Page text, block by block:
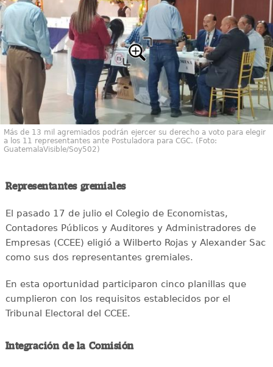
Más de 13 mil agremiados podrán ejercer su derecho a voto para elegir
a los 11 representantes ante Postuladora para CGC. (Foto:
GuatemalaVisible/Soy502)
Representantes gremiales
El pasado 17 de julio el Colegio de Economistas,
Contadores Públicos y Auditores y Administradores de
Empresas (CCEE) eligió a Wilberto Rojas y Alexander Sac
como sus dos representantes gremiales.
En esta oportunidad participaron cinco planillas que
cumplieron con los requisitos establecidos por el
Tribunal Electoral del CCEE.
Integración de la Comisión